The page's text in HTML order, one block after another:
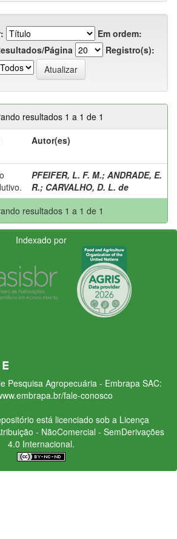
Em ordem:
Página
Registro(s):
resultados 1 a 1 de 1
Autor(es)
PFEIFER, L. F. M.; ANDRADE, E.
R.; CARVALHO, D. L. de
resultados 1 a 1 de 1
Indexado por
Pesquisa Agropecuária - Embrapa SAC:
fale-conosco
está licenciado sob a Licença
- NãoComercial - SemDerivações
4.0 Internacional.